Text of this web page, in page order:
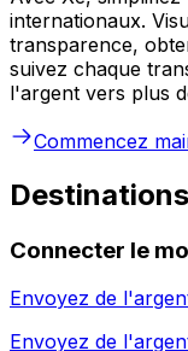
internationaux.
transparence,
suivez chaque
l'argent vers plus
Commencez
Connecter le
Envoyez de
Envoyez de